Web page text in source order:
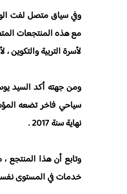
وفي سياق متصل لفت
مع هذه المنتجعات
لأسرة التربية والتكوين
ومن جهته أكد السيد
سياحي فاخر تضعه
نهاية سنة 2017 .
وتابع أن هذا المنتجع
خدمات في المستوى